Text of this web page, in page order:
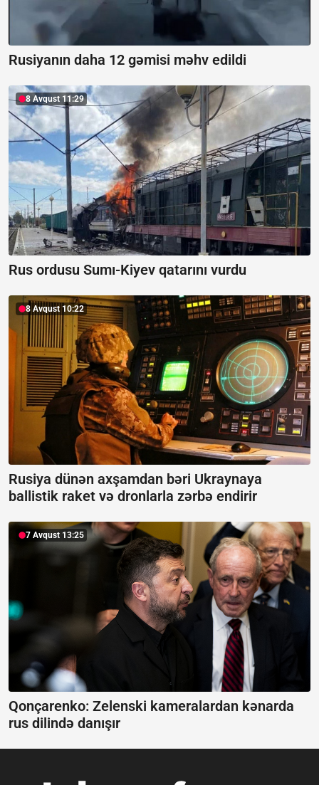
Rusiyanın daha 12 gəmisi məhv edildi
8 Avqust 11:29
Rus ordusu Sumı-Kiyev qatarını vurdu
8 Avqust 10:22
Rusiya dünən axşamdan bəri Ukraynaya
ballistik raket və dronlarla zərbə endirir
7 Avqust 13:25
Qonçarenko: Zelenski kameralardan kənarda
rus dilində danışır